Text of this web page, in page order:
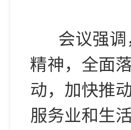
会议强调
精神，全面
动，加快推
服务业和生